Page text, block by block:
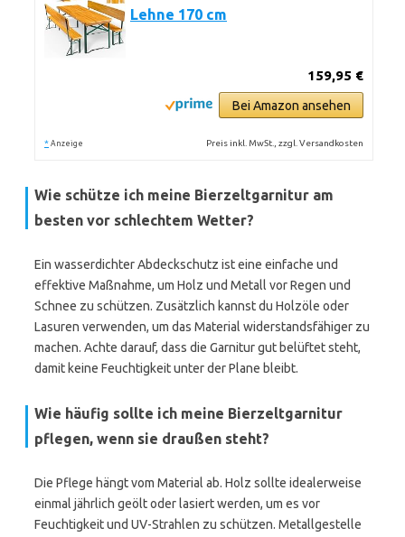
Lehne 170 cm
159,95 €
Bei Amazon ansehen
* Anzeige Preis inkl. MwSt., zzgl. Versandkosten
Wie schütze ich meine Bierzeltgarnitur am
besten vor schlechtem Wetter?
Ein wasserdichter Abdeckschutz ist eine einfache und
effektive Maßnahme, um Holz und Metall vor Regen und
Schnee zu schützen. Zusätzlich kannst du Holzöle oder
Lasuren verwenden, um das Material widerstandsfähiger zu
machen. Achte darauf, dass die Garnitur gut belüftet steht,
damit keine Feuchtigkeit unter der Plane bleibt.
Wie häufig sollte ich meine Bierzeltgarnitur
pflegen, wenn sie draußen steht?
Die Pflege hängt vom Material ab. Holz sollte idealerweise
einmal jährlich geölt oder lasiert werden, um es vor
Feuchtigkeit und UV-Strahlen zu schützen. Metallgestelle